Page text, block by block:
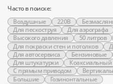
Часто в поиске:
Воздушные
220В
Для пескоструя
Для аэрографа
Высокого давления
50 литров
Для покраски стен и потолков
Для автосервиса
Бензиновые
Для штукатурки
Коаксиальный
С прямым приводом
Большие
Гозинонтальные